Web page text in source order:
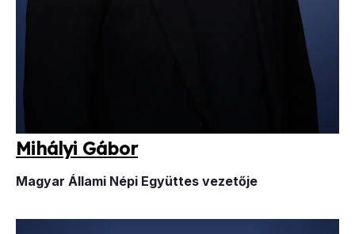
Mi­há­lyi Gá­bor
Magyar Állami Népi Együttes vezetője